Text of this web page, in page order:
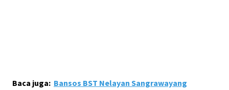
Baca juga: Bansos BST Nelayan Sangrawayang